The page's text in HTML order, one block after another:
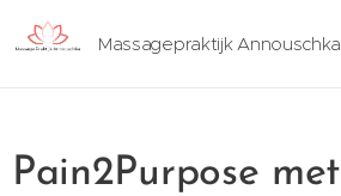
Massagepraktijk Annouschka
Pain2Purpose met